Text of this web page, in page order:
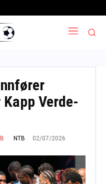
Verde-
NTB 02/07/2026